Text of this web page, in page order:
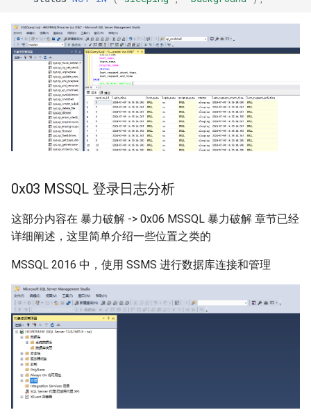
0x03 MSSQL 登录日志分析
这部分内容在 暴力破解 -> 0x06 MSSQL 暴力破解 章节已经
详细阐述，这里简单介绍一些位置之类的
MSSQL 2016 中，使用 SSMS 进行数据库连接和管理